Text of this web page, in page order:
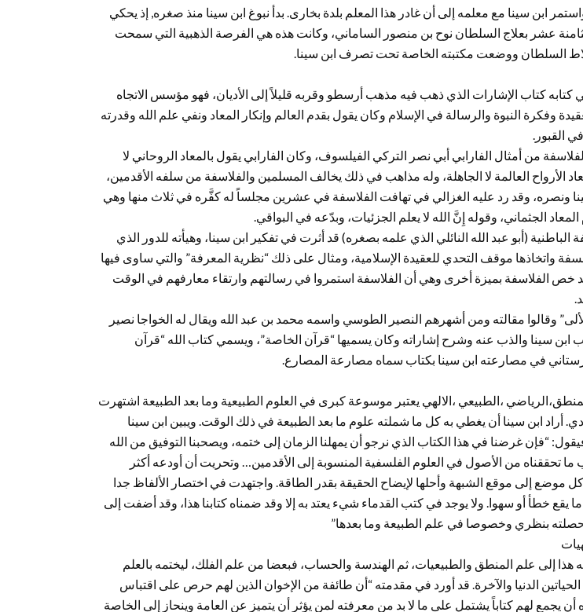
ابن سينا مع معلمه إلى أن غادر هذا المعلم بلدة بخارى. بدأ نبوغ ابن سينا منذ صغره, إذ يحكي
عشر بعلاج السلطان نوح بن منصور الساماني، وكانت هذه هي الفرصة الذهبية التي سمحت
ببلاط السلطان ووضعت مكتبته الخاصة تحت تصرف ابن سينا.
كتابه كتاب الإشارات الذي ذهب فيه مذهب أرسطو وقربه قليلاً إلى الأديان، فهو مؤسس الاتجاه
وفكرة النبوة والرسالة في الإسلام وكان يقول بقدم العالم وإنكار المعاد ونفي علم الله وقدرته
القبور.
من أمثال الفارابي أبي نصر التركي الفيلسوف، وكان الفارابي يقول بالمعاد الروحاني لا
الأرواح العالمة لا الجاهلة، وله مذاهب في ذلك يخالف المسلمين والفلاسفة من سلفه الأقدمين،
ونصره، وقد رد عليه الغزالي في تهافت الفلاسفة في عشرين مجلساً له كفَّره في ثلاث منها وهي
الجثماني، وقوله إِنَّ الله لا يعلم الجزئيات، وبدّعه في البواقي.
(أبو عبد الله النائلي الذي علمه بصغره) قد أثرت في تفكير ابن سينا، وهيأته للدور الذي
واتخاذها موقف التحدي للعقيدة الإسلامية، ومثال على ذلك “نظرية المعرفة” والتي ساوى فيها
وقد خص الفلاسفة بميزة أخرى وهي أن الفلاسفة استمروا في رسالتهم وارتقاء معارفهم في الوقت
وقالوا مقالته ومن أشهرهم النصير الطوسي واسمه محمد بن عبد الله ويقال له الخواجا نصير
ابن سينا والذب عنه وشرح إشاراته وكان يسميها “قرآن الخاصة”، ويسمي كتاب الله “قرآن
في مصارعته ابن سينا بكتاب سماه مصارعة المصارع.
،الطبيعي ،الالهي يعتبر موسوعة كبرى في العلوم الطبيعية وما بعد الطبيعة اشتهرت
أراد ابن سينا أن يغطي به كل ما شملته علوم ما بعد الطبيعة في ذلك الوقت. ويبين ابن سينا
“فإن غرضنا في هذا الكتاب الذي نرجو أن يمهلنا الزمان إلى ختمه، ويصحبنا التوفيق من الله
تحققناه من الأصول في العلوم الفلسفية المنسوبة إلى الأقدمين… وتحريت أن أودعه أكثر
موضع إلى موقع الشبهة وأحلها لإيضاح الحقيقة بقدر الطاقة. واجتهدت في اختصار الألفاظ جدا
ما يقع خطأ أو سهوا. ولا يوجد في كتب القدماء شيء يعتد به إلا وقد ضمناه كتابنا هذا، وقد أضفت إلى
بنظري وخصوصا في علم الطبيعة وما بعدها”
هذا إلى علم المنطق والطبيعيات، ثم الهندسة والحساب، فبعضا من علم الفلك، ليختمه بالعلم
الدنيا والآخرة. قد أورد في مقدمته “أن طائفة من الإخوان الذين لهم حرص على اقتباس
يجمع لهم كتاباً يشتمل على ما لا بد من معرفته لمن يؤثر أن يتميز عن العامة وينحاز إلى الخاصة